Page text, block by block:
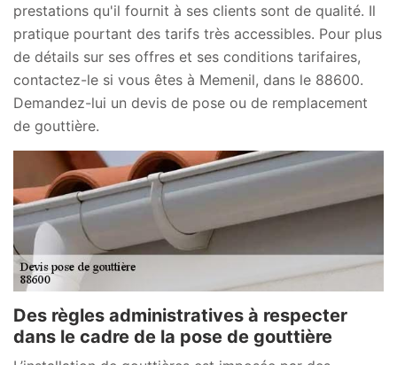
prestations qu'il fournit à ses clients sont de qualité. Il
pratique pourtant des tarifs très accessibles. Pour plus
de détails sur ses offres et ses conditions tarifaires,
contactez-le si vous êtes à Memenil, dans le 88600.
Demandez-lui un devis de pose ou de remplacement
de gouttière.
Des règles administratives à respecter
dans le cadre de la pose de gouttière